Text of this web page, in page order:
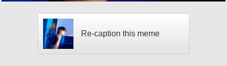
Re-caption this meme